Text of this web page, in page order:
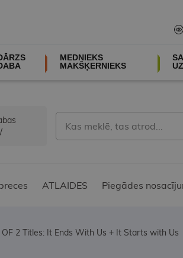
MEDNIEKS
MAKŠĶERNIEKS
ATLAIDES Piegādes
OF 2 Titles: It Ends With Us + It Starts with Us